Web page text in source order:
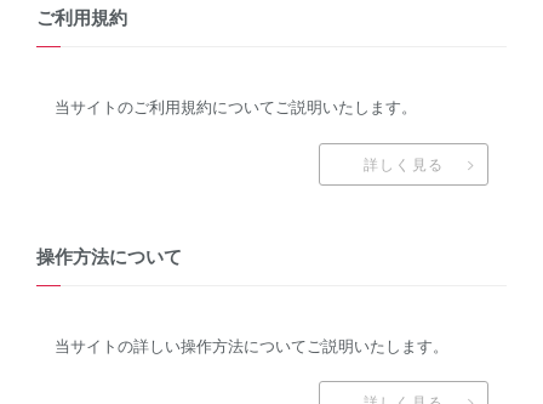
ご利用規約
当サイトのご利用規約についてご説明いたします。
詳しく見る
操作方法について
当サイトの詳しい操作方法についてご説明いたします。